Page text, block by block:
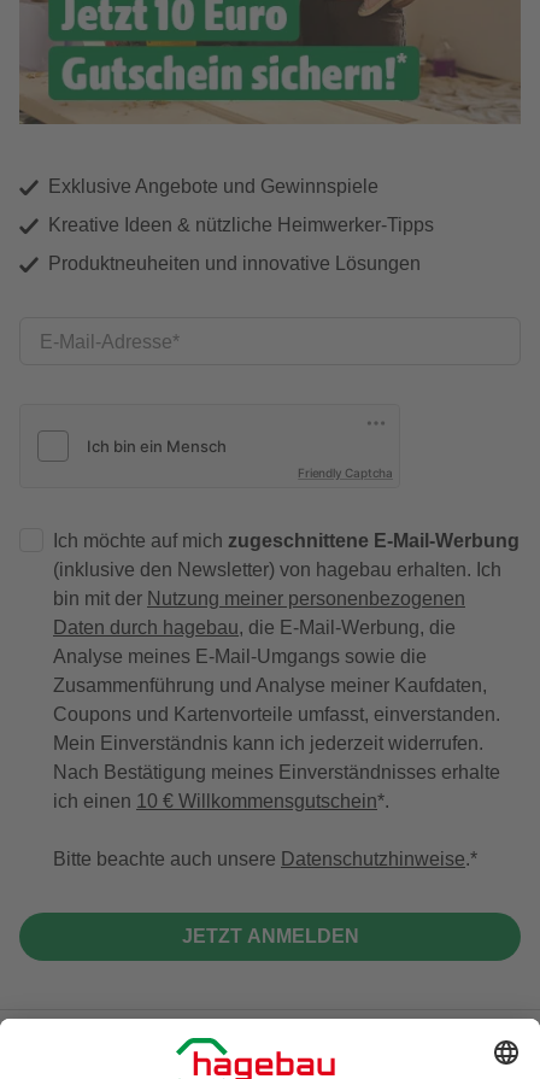
Exklusive Angebote und Gewinnspiele
Kreative Ideen & nützliche Heimwerker-Tipps
Produktneuheiten und innovative Lösungen
E-Mail-Adresse
Friendly Captcha
Ich möchte auf mich zugeschnittene E-Mail-Werbung
(inklusive den Newsletter) von hagebau erhalten. Ich
bin mit der Nutzung meiner personenbezogenen
Daten durch hagebau, die E-Mail-Werbung, die
Analyse meines E-Mail-Umgangs sowie die
Zusammenführung und Analyse meiner Kaufdaten,
Coupons und Kartenvorteile umfasst, einverstanden.
Mein Einverständnis kann ich jederzeit widerrufen.
Nach Bestätigung meines Einverständnisses erhalte
ich einen 10 € Willkommensgutschein*.
Bitte beachte auch unsere Datenschutzhinweise.
JETZT ANMELDEN
Unsere Zahlungsarten